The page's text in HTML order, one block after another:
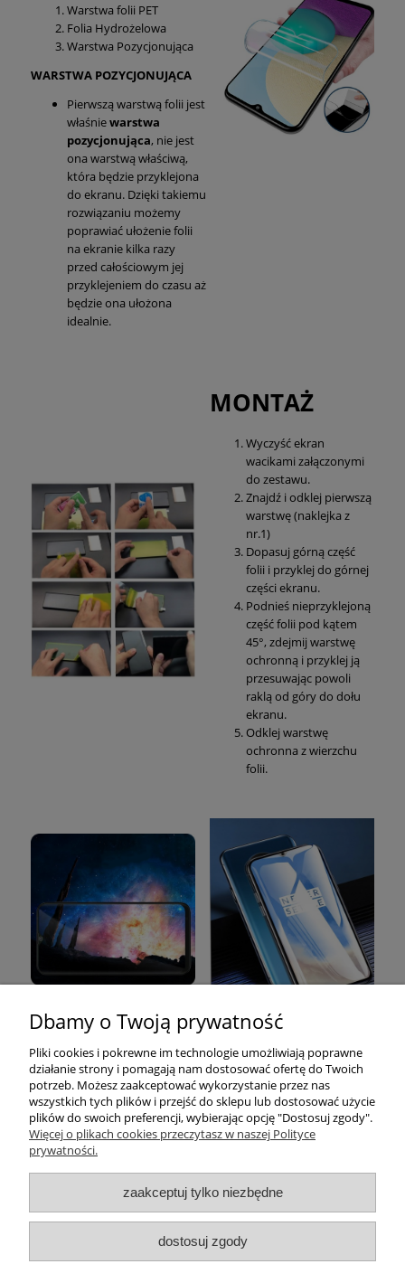
Warstwa folii PET
Folia Hydrożelowa
Warstwa Pozycjonująca
WARSTWA POZYCJONUJĄCA
Pierwszą warstwą folii jest
właśniewarstwa
pozycjonująca, nie jest
ona warstwą właściwą,
która będzie przyklejona
do ekranu. Dzięki takiemu
rozwiązaniu możemy
poprawiać ułożenie folii
na ekranie kilka razy
przed całościowym jej
przyklejeniem do czasu aż
będzie ona ułożona
idealnie.
MONTAŻ
Wyczyść ekran
wacikami załączonymi
do zestawu.
Znajdź i odklej pierwszą
warstwę (naklejka z
nr.1)
Dopasuj górną część
folii i przyklej do górnej
części ekranu.
Podnieś nieprzyklejoną
część folii pod kątem
45°, zdejmij warstwę
ochronną i przyklej ją
przesuwając powoli
raklą od góry do dołu
ekranu.
Odklej warstwę
ochronna z wierzchu
folii.
Pomoc
Moje konto
Płatności i dostawa
O nas
Dbamy o Twoją prywatność
Pliki cookies i pokrewne im technologie umożliwiają poprawne
działanie strony i pomagają nam dostosować ofertę do Twoich
potrzeb. Możesz zaakceptować wykorzystanie przez nas
wszystkich tych plików i przejść do sklepu lub dostosować użycie
plików do swoich preferencji, wybierając opcję "Dostosuj zgody".
Więcej o plikach cookies przeczytasz w naszej Polityce
prywatności.
zaakceptuj tylko niezbędne
dostosuj zgody